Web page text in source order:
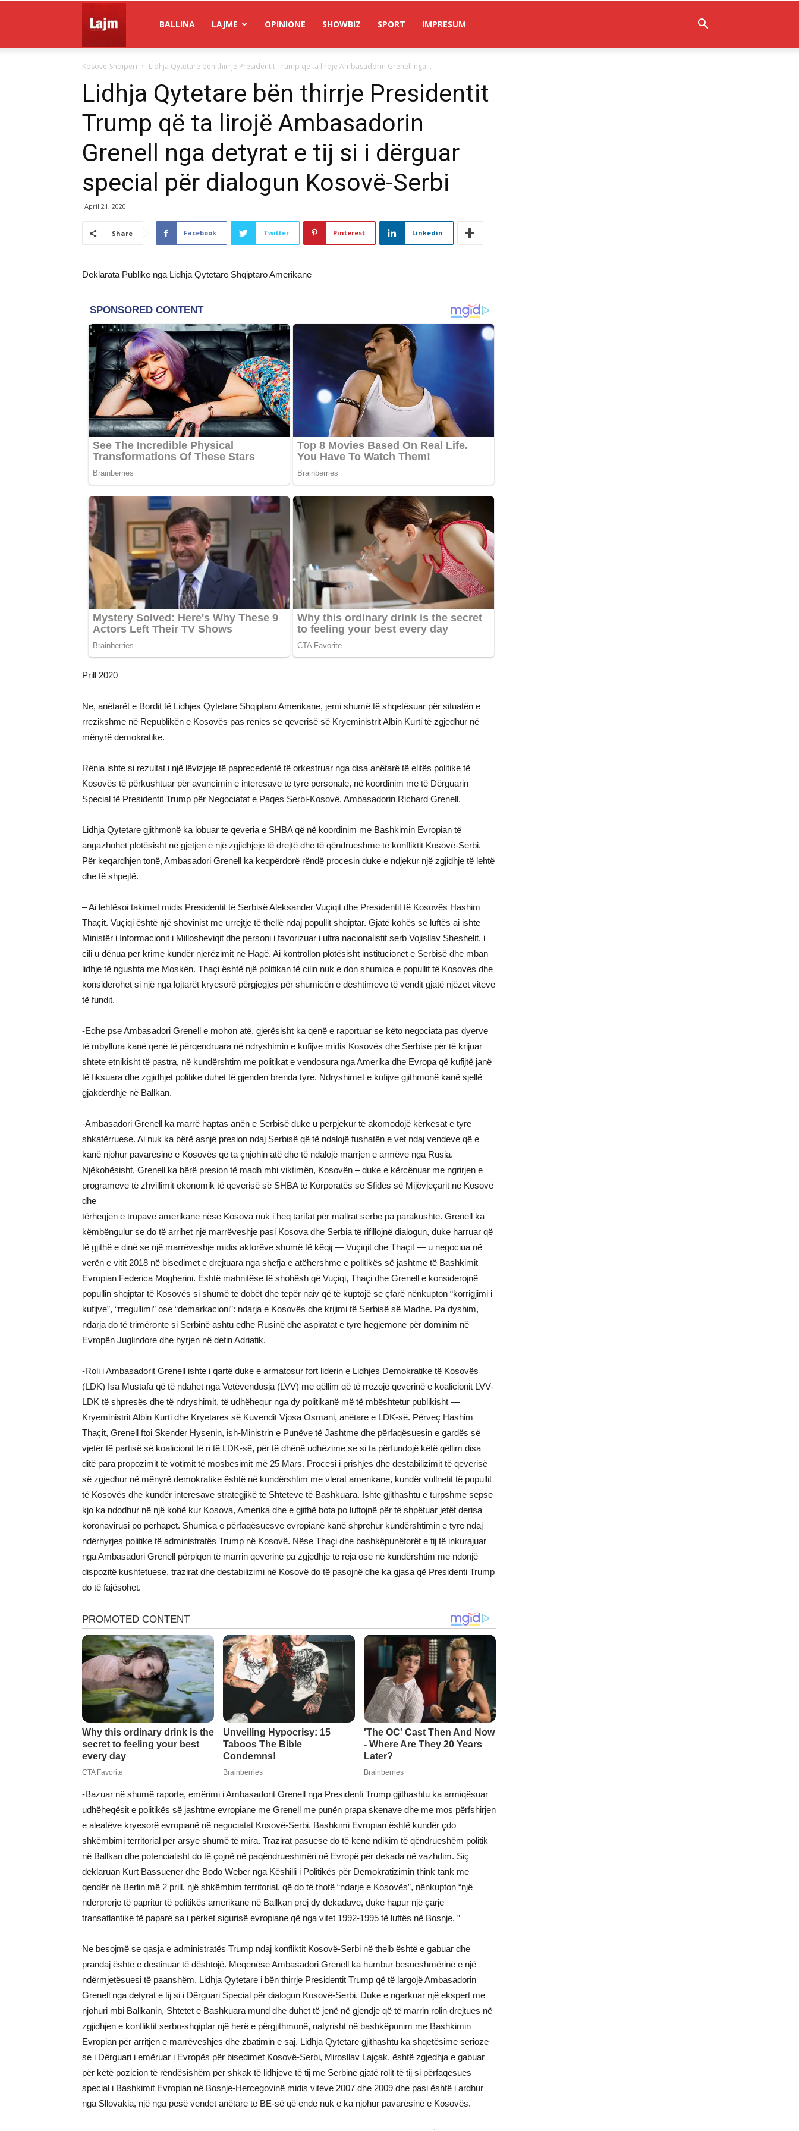
Lajm
BALLINA LAJME OPINIONE SHOWBIZ SPORT IMPRESUM
Kosovë-Shqipëri Lidhja Qytetare bën thirrje Presidentit Trump që ta lirojë Ambasadorin Grenell nga...
Lidhja Qytetare bën thirrje Presidentit
Trump që ta lirojë Ambasadorin
Grenell nga detyrat e tij si i dërguar
special për dialogun Kosovë-Serbi
April 21, 2020
Share Facebook Twitter Pinterest Linkedin
Deklarata Publike nga Lidhja Qytetare Shqiptaro Amerikane
Prill 2020
Ne, anëtarët e Bordit të Lidhjes Qytetare Shqiptaro Amerikane, jemi shumë të shqetësuar për situatën e
rrezikshme në Republikën e Kosovës pas rënies së qeverisë së Kryeministrit Albin Kurti të zgjedhur në
mënyrë demokratike.
Rënia ishte si rezultat i një lëvizjeje të paprecedentë të orkestruar nga disa anëtarë të elitës politike të
Kosovës të përkushtuar për avancimin e interesave të tyre personale, në koordinim me të Dërguarin
Special të Presidentit Trump për Negociatat e Paqes Serbi-Kosovë, Ambasadorin Richard Grenell.
Lidhja Qytetare gjithmonë ka lobuar te qeveria e SHBA që në koordinim me Bashkimin Evropian të
angazhohet plotësisht në gjetjen e një zgjidhjeje të drejtë dhe të qëndrueshme të konfliktit Kosovë-Serbi.
Për keqardhjen tonë, Ambasadori Grenell ka keqpërdorë rëndë procesin duke e ndjekur një zgjidhje të lehtë
dhe të shpejtë.
– Ai lehtësoi takimet midis Presidentit të Serbisë Aleksander Vuçiqit dhe Presidentit të Kosovës Hashim
Thaçit. Vuçiqi është një shovinist me urrejtje të thellë ndaj popullit shqiptar. Gjatë kohës së luftës ai ishte
Ministër i Informacionit i Millosheviqit dhe personi i favorizuar i ultra nacionalistit serb Vojisllav Sheshelit, i
cili u dënua për krime kundër njerëzimit në Hagë. Ai kontrollon plotësisht institucionet e Serbisë dhe mban
lidhje të ngushta me Moskën. Thaçi është një politikan të cilin nuk e don shumica e popullit të Kosovës dhe
konsiderohet si një nga lojtarët kryesorë përgjegjës për shumicën e dështimeve të vendit gjatë njëzet viteve
të fundit.
-Edhe pse Ambasadori Grenell e mohon atë, gjerësisht ka qenë e raportuar se këto negociata pas dyerve
të mbyllura kanë qenë të përqendruara në ndryshimin e kufijve midis Kosovës dhe Serbisë për të krijuar
shtete etnikisht të pastra, në kundërshtim me politikat e vendosura nga Amerika dhe Evropa që kufijtë janë
të fiksuara dhe zgjidhjet politike duhet të gjenden brenda tyre. Ndryshimet e kufijve gjithmonë kanë sjellë
gjakderdhje në Ballkan.
-Ambasadori Grenell ka marrë haptas anën e Serbisë duke u përpjekur të akomodojë kërkesat e tyre
shkatërruese. Ai nuk ka bërë asnjë presion ndaj Serbisë që të ndalojë fushatën e vet ndaj vendeve që e
kanë njohur pavarësinë e Kosovës që ta çnjohin atë dhe të ndalojë marrjen e armëve nga Rusia.
Njëkohësisht, Grenell ka bërë presion të madh mbi viktimën, Kosovën – duke e kërcënuar me ngrirjen e
programeve të zhvillimit ekonomik të qeverisë së SHBA të Korporatës së Sfidës së Mijëvjeçarit në Kosovë
dhe
tërheqjen e trupave amerikane nëse Kosova nuk i heq tarifat për mallrat serbe pa parakushte. Grenell ka
këmbëngulur se do të arrihet një marrëveshje pasi Kosova dhe Serbia të rifillojnë dialogun, duke harruar që
të gjithë e dinë se një marrëveshje midis aktorëve shumë të këqij — Vuçiqit dhe Thaçit — u negociua në
verën e vitit 2018 në bisedimet e drejtuara nga shefja e atëhershme e politikës së jashtme të Bashkimit
Evropian Federica Mogherini. Është mahnitëse të shohësh që Vuçiqi, Thaçi dhe Grenell e konsiderojnë
popullin shqiptar të Kosovës si shumë të dobët dhe tepër naiv që të kuptojë se çfarë nënkupton “korrigjimi i
kufijve”, “rregullimi” ose “demarkacioni”: ndarja e Kosovës dhe krijimi të Serbisë së Madhe. Pa dyshim,
ndarja do të trimëronte si Serbinë ashtu edhe Rusinë dhe aspiratat e tyre hegjemone për dominim në
Evropën Juglindore dhe hyrjen në detin Adriatik.
-Roli i Ambasadorit Grenell ishte i qartë duke e armatosur fort liderin e Lidhjes Demokratike të Kosovës
(LDK) Isa Mustafa që të ndahet nga Vetëvendosja (LVV) me qëllim që të rrëzojë qeverinë e koalicionit LVV-
LDK të shpresës dhe të ndryshimit, të udhëhequr nga dy politikanë më të mbështetur publikisht —
Kryeministrit Albin Kurti dhe Kryetares së Kuvendit Vjosa Osmani, anëtare e LDK-së. Përveç Hashim
Thaçit, Grenell ftoi Skender Hysenin, ish-Ministrin e Punëve të Jashtme dhe përfaqësuesin e gardës së
vjetër të partisë së koalicionit të ri të LDK-së, për të dhënë udhëzime se si ta përfundojë këtë qëllim disa
ditë para propozimit të votimit të mosbesimit më 25 Mars. Procesi i prishjes dhe destabilizimit të qeverisë
së zgjedhur në mënyrë demokratike është në kundërshtim me vlerat amerikane, kundër vullnetit të popullit
të Kosovës dhe kundër interesave strategjikë të Shteteve të Bashkuara. Ishte gjithashtu e turpshme sepse
kjo ka ndodhur në një kohë kur Kosova, Amerika dhe e gjithë bota po luftojnë për të shpëtuar jetët derisa
koronavirusi po përhapet. Shumica e përfaqësuesve evropianë kanë shprehur kundërshtimin e tyre ndaj
ndërhyrjes politike të administratës Trump në Kosovë. Nëse Thaçi dhe bashkëpunëtorët e tij të inkurajuar
nga Ambasadori Grenell përpiqen të marrin qeverinë pa zgjedhje të reja ose në kundërshtim me ndonjë
dispozitë kushtetuese, trazirat dhe destabilizimi në Kosovë do të pasojnë dhe ka gjasa që Presidenti Trump
do të fajësohet.
-Bazuar në shumë raporte, emërimi i Ambasadorit Grenell nga Presidenti Trump gjithashtu ka armiqësuar
udhëheqësit e politikës së jashtme evropiane me Grenell me punën prapa skenave dhe me mos përfshirjen
e aleatëve kryesorë evropianë në negociatat Kosovë-Serbi. Bashkimi Evropian është kundër çdo
shkëmbimi territorial për arsye shumë të mira. Trazirat pasuese do të kenë ndikim të qëndrueshëm politik
në Ballkan dhe potencialisht do të çojnë në paqëndrueshmëri në Evropë për dekada në vazhdim. Siç
deklaruan Kurt Bassuener dhe Bodo Weber nga Këshilli i Politikës për Demokratizimin think tank me
qendër në Berlin më 2 prill, një shkëmbim territorial, që do të thotë “ndarje e Kosovës”, nënkupton “një
ndërprerje të papritur të politikës amerikane në Ballkan prej dy dekadave, duke hapur një çarje
transatlantike të paparë sa i përket sigurisë evropiane që nga vitet 1992-1995 të luftës në Bosnje. ”
Ne besojmë se qasja e administratës Trump ndaj konfliktit Kosovë-Serbi në thelb është e gabuar dhe
prandaj është e destinuar të dështojë. Meqenëse Ambasadori Grenell ka humbur besueshmërinë e një
ndërmjetësuesi të paanshëm, Lidhja Qytetare i bën thirrje Presidentit Trump që të largojë Ambasadorin
Grenell nga detyrat e tij si i Dërguari Special për dialogun Kosovë-Serbi. Duke e ngarkuar një ekspert me
njohuri mbi Ballkanin, Shtetet e Bashkuara mund dhe duhet të jenë në gjendje që të marrin rolin drejtues në
zgjidhjen e konfliktit serbo-shqiptar një herë e përgjithmonë, natyrisht në bashkëpunim me Bashkimin
Evropian për arritjen e marrëveshjes dhe zbatimin e saj. Lidhja Qytetare gjithashtu ka shqetësime serioze
se i Dërguari i emëruar i Evropës për bisedimet Kosovë-Serbi, Mirosllav Lajçak, është zgjedhja e gabuar
për këtë pozicion të rëndësishëm për shkak të lidhjeve të tij me Serbinë gjatë rolit të tij si përfaqësues
special i Bashkimit Evropian në Bosnje-Hercegovinë midis viteve 2007 dhe 2009 dhe pasi është i ardhur
nga Sllovakia, një nga pesë vendet anëtare të BE-së që ende nuk e ka njohur pavarësinë e Kosovës.